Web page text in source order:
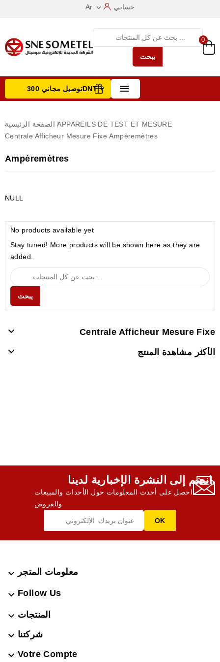
Ar  حسابي
يبحث
0
 توصيل مجاني 300DNT +
الصفحة الرئيسية APPAREILS DE TEST ET MESURE
Centrale Afficheur Mesure Fixe Ampèremètres
Ampèremètres
NULL
No products available yet
Stay tuned! More products will be shown here as they are
added.
يبحث
Centrale Afficheur Mesure Fixe

الأكثر مشاهدة المنتج 
انضم إلى النشرة الإخبارية لدينا,
احصل على أحدث المعلومات حول الأحداث والمبيعات
والعروض
معلومات المتجر 
Follow Us

المنتجات 
شركتنا 
Votre Compte
